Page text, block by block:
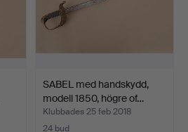
SABEL med handskydd,
modell 1850, högre of…
Klubbades 25 feb 2018
24 bud